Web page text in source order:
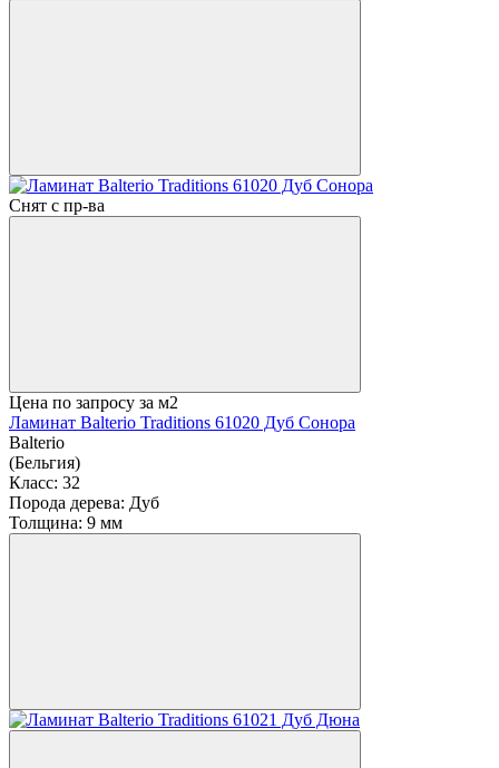
Снят с пр-ва
Цена по запросу за м2
Ламинат Balterio Traditions 61020 Дуб Сонора
Balterio
(Бельгия)
Класс: 32
Порода дерева: Дуб
Толщина: 9 мм